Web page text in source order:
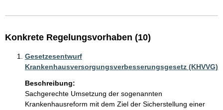
Konkrete Regelungsvorhaben (10)
Gesetzesentwurf
Krankenhausversorgungsverbesserungsgesetz (KHVVG)
Beschreibung:
Sachgerechte Umsetzung der sogenannten
Krankenhausreform mit dem Ziel der Sicherstellung einer